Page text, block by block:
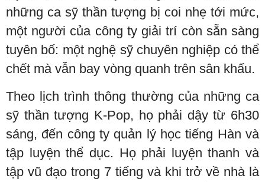
những ca sỹ thần tượng bị coi nhẹ tới mức,
một người của công ty giải trí còn sẵn sàng
tuyên bố: một nghệ sỹ chuyên nghiệp có thể
chết mà vẫn bay vòng quanh trên sân khấu.
Theo lịch trình thông thường của những ca
sỹ thần tượng K-Pop, họ phải dậy từ 6h30
sáng, đến công ty quản lý học tiếng Hàn và
tập luyện thể dục. Họ phải luyện thanh và
tập vũ đạo trong 7 tiếng và khi trở về nhà là